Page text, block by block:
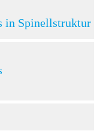
in Spinellstruktur